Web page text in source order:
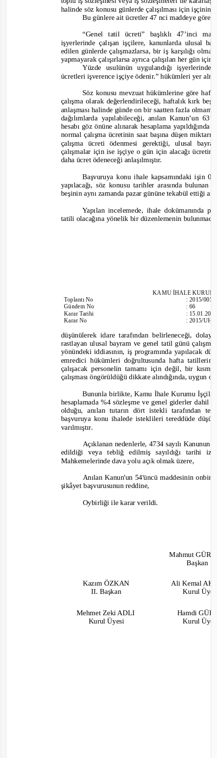
halinde söz konusu günlerde çalışılması için işçinin
Bu günlere ait ücretler 47 nci maddeye göre
“Genel tatil ücreti” başlıklı 47’inci
işyerlerinde çalışan işçilere, kanunlarda ulusal
edilen günlerde çalışmazlarsa, bir iş karşılığı
yapmayarak çalışırlarsa ayrıca çalışılan her gün
Yüzde usulünün uygulandığı
ücretleri işverence işçiye ödenir.”hükümleri yer
Söz konusu mevzuat hükümlerine göre
çalışma olarak değerlendirileceği, haftalık kırk
anlaşması halinde günde on bir saatten fazla
dağılımlarda yapılabileceği, anılan Kanun’un
hesabı göz önüne alınarak hesaplama
normal çalışma ücretinin saat başına düşen
çalışma ücreti ödenmesi gerektiği, ulusal
çalışmalar için ise işçiye o gün için alacağı
daha ücret ödeneceği anlaşılmıştır.
Başvuruya konu ihale kapsamındaki işin
yapılacağı, söz konusu tarihler arasında
beşinin aynı zamanda pazar gününe tekabül ettiği
Yapılan incelemede, ihale dokümanında
tatili olacağına yönelik bir düzenlemenin
KAMU İHALE
ToplantıNo
Gündem No
Karar Tarihi
Karar No
:2015/005
:66
:
:2015/
düşünülerek idare tarafından belirleneceği,
rastlayan ulusal bayram ve genel tatil günü
yönündeki iddiasının, iş programında yapılacak
emredici hükümleri doğrultusunda hafta
çalışacak personelin tamamı için değil, bir
çalışması öngörüldüğü dikkate alındığında, uygun
Bununla birlikte, Kamu İhale Kurumu
hesaplamada %4 sözleşme ve genel giderler
olduğu, anılan tutarın dört istekli tarafından
başvuruya konu ihalede isteklileri tereddüde
varılmıştır.
Açıklanan nedenlerle, 4734 sayılı
edildiği veya tebliğ edilmiş sayıldığı tarihi
Mahkemelerinde dava yolu açık olmak üzere,
Anılan Kanun'un 54'üncü maddesinin
şikâyet başvurusunun reddine,
Oybirliğiile karar verildi.
Mahmut
Başkan
Kazım ÖZKAN
II. Başkan
Ali Kemal
Kurul
Mehmet Zeki ADLI
Hamdi
Kurul
Kurul Üyesi